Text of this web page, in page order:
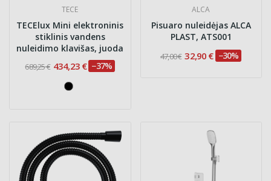
TECE
TECElux Mini elektroninis
stiklinis vandens
nuleidimo klavišas, juoda
689,25 € 434,23 € −37%
ALCA
Pisuaro nuleidėjas ALCA
PLAST, ATS001
47,00 € 32,90 € −30%